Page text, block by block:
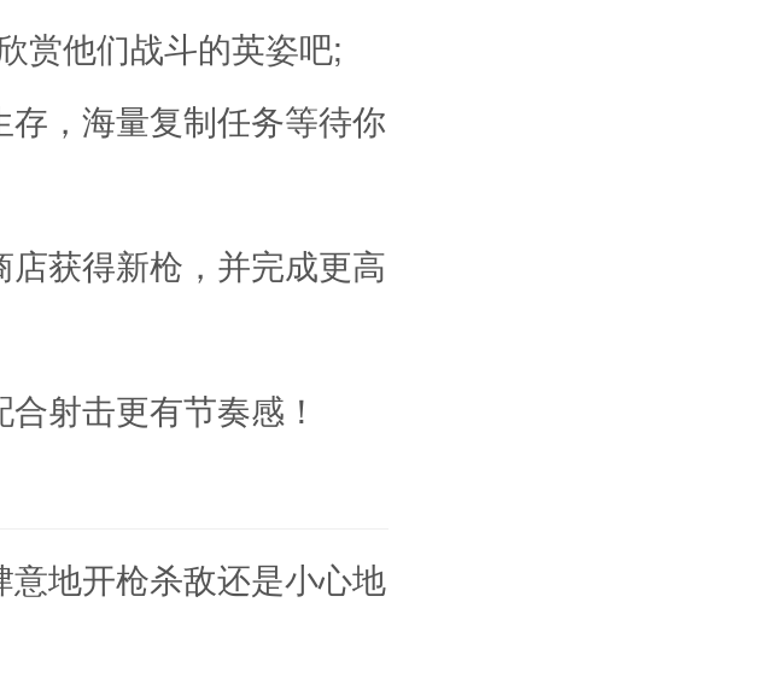
赏他们战斗的英姿吧;
，海量复制任务等待你
获得新枪，并完成更高
射击更有节奏感！
地开枪杀敌还是小心地